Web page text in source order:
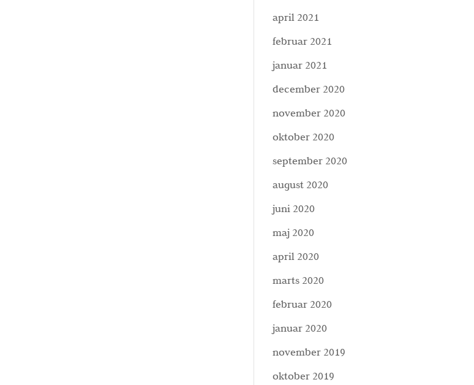
april 2021
februar 2021
januar 2021
december 2020
november 2020
oktober 2020
september 2020
august 2020
juni 2020
maj 2020
april 2020
marts 2020
februar 2020
januar 2020
november 2019
oktober 2019